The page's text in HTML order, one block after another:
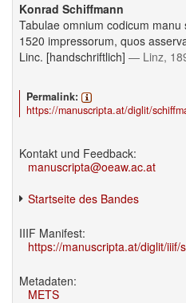
Konrad Schiffmann
Tabulae omnium codicum
1520 impressorum, quos
Linc. [handschriftlich] — Linz,
Permalink:
https://manuscripta.at/diglit/
Kontakt und Feedback:
manuscripta@oeaw.ac.at
Startseite des Bandes
IIIF Manifest:
https://manuscripta.at/diglit/
Metadaten:
METS